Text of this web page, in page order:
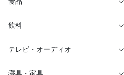
食品
飲料
テレビ・オーディオ